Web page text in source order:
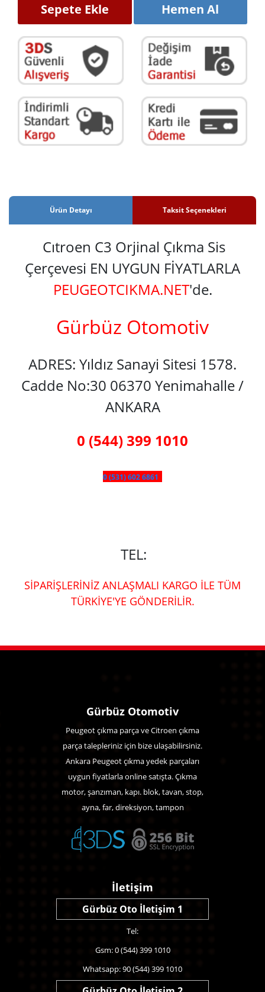
Sepete Ekle Hemen Al
Ürün Detayı Taksit Seçenekleri
Cıtroen C3 Orjinal Çıkma Sis
Çerçevesi EN UYGUN FİYATLARLA
PEUGEOTCIKMA.NET'de.
Gürbüz Otomotiv
ADRES: Yıldız Sanayi Sitesi 1578.
Cadde No:30 06370 Yenimahalle /
ANKARA
0 (544) 399 1010
0 (531) 602 6861
TEL:
SİPARİŞLERİNİZ ANLAŞMALI KARGO İLE TÜM
TÜRKİYE'YE GÖNDERİLİR.
Gürbüz Otomotiv
Peugeot çıkma parça ve Citroen çıkma
parça talepleriniz için bize ulaşabilirsiniz.
Ankara Peugeot çıkma yedek parçaları
uygun fiyatlarla online satışta. Çıkma
motor, şanzıman, kapı. blok, tavan, stop,
ayna, far, direksiyon, tampon
İletişim
Gürbüz Oto İletişim 1
Tel:
Gsm: 0 (544) 399 1010
Whatsapp: 90 (544) 399 1010